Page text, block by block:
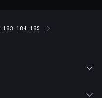
183 184 185